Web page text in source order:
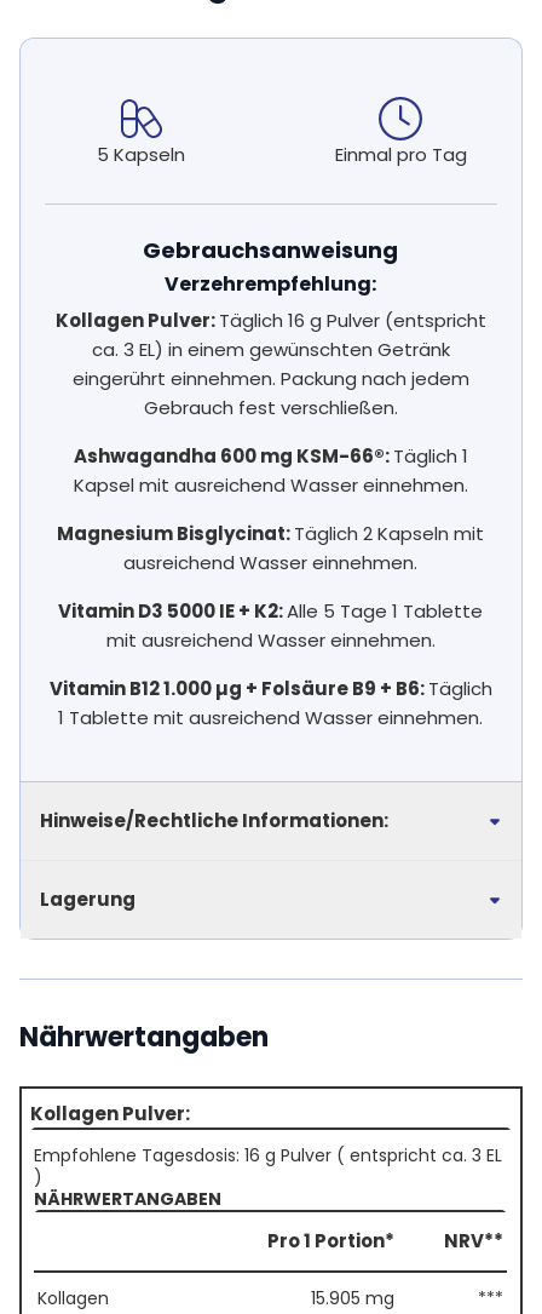
5 Kapseln Einmal pro Tag
Gebrauchsanweisung
Verzehrempfehlung:
Kollagen Pulver:Täglich 16 g Pulver (entspricht
ca. 3 EL) in einem gewünschten Getränk
eingerührt einnehmen. Packung nach jedem
Gebrauch fest verschließen.
Ashwagandha 600 mg KSM-66®:Täglich 1
Kapsel mit ausreichend Wasser einnehmen.
Magnesium Bisglycinat:Täglich 2 Kapseln mit
ausreichend Wasser einnehmen.
Vitamin D3 5000 IE + K2:Alle 5 Tage 1 Tablette
mit ausreichend Wasser einnehmen.
Vitamin B12 1.000 µg + Folsäure B9 + B6:Täglich
1 Tablette mit ausreichend Wasser einnehmen.
Hinweise/Rechtliche Informationen:
Lagerung
Nährwertangaben
Kollagen Pulver:
Empfohlene Tagesdosis: 16 g Pulver ( entspricht ca. 3 EL
)
NÄHRWERTANGABEN
Pro 1 Portion* NRV**
Kollagen 15.905 mg ***